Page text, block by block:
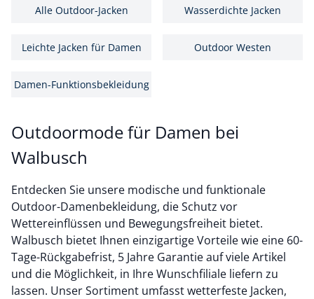
Alle Outdoor-Jacken Wasserdichte Jacken
Leichte Jacken für Damen Outdoor Westen
Damen-Funktionsbekleidung
Outdoormode für Damen bei
Walbusch
Entdecken Sie unsere modische und funktionale
Outdoor-Damenbekleidung, die Schutz vor
Wettereinflüssen und Bewegungsfreiheit bietet.
Walbusch bietet Ihnen einzigartige Vorteile wie eine 60-
Tage-Rückgabefrist, 5 Jahre Garantie auf viele Artikel
und die Möglichkeit, in Ihre Wunschfiliale liefern zu
lassen. Unser Sortiment umfasst wetterfeste Jacken,